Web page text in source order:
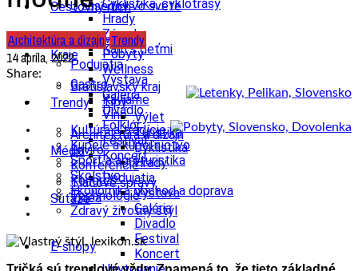
Cyklistika, cyklotrasy
Hrady
Zámok
Kam s deťmi
Podujatia
Výstava
Galéria
Divadlo
Folklór
Festival
Koncert
U susedov vo svete
Cestovný ruch
Ubytovanie
Pobyty
Wellness
Gastro
Kaviarne
Víno
Kultúra a tradície
Kúpele a kúpeľníctvo
Šport a agroturistika
Školstvo
Ekonomika obchod a doprava
Kraje
Bratislavský kraj
Tipy
Výlet
Turistika
Cyklistika
Hrady
Podujatia
Výstava
Galéria
Divadlo
Festival
Koncert
Trendy
Architektúra a dizajn
Enviro
Konferencie
Kongres
Technológie
Zdravý životný štýl
Médiá
Tlačové správy
Videá
Súťaže
E-shopy
Architektúra a dizajn Trendy
14 apríla, 2022
Share: